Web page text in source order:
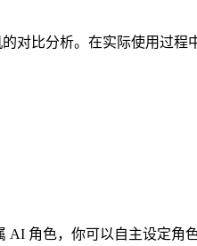
对比分析。在实际使用过程
AI 角色，你可以自主设定角